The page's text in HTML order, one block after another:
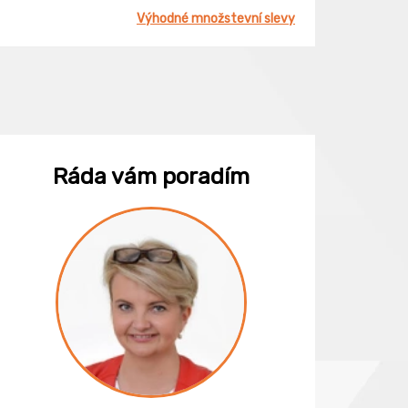
Výhodné množstevní slevy
Ráda vám poradím